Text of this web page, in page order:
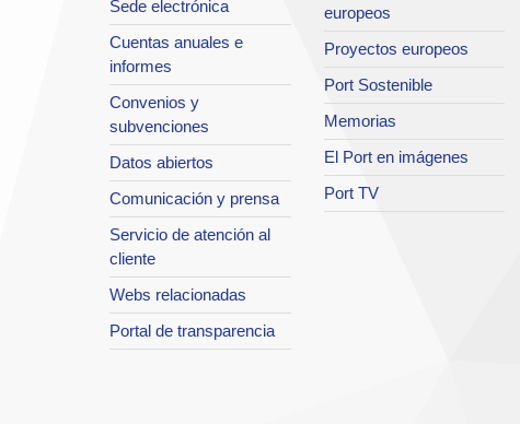
Sede electrónica
Cuentas anuales e
informes
Convenios y
subvenciones
Datos abiertos
Comunicación y prensa
Servicio de atención al
cliente
Webs relacionadas
Portal de transparencia
europeos
Proyectos europeos
Port Sostenible
Memorias
El Port en imágenes
Port TV